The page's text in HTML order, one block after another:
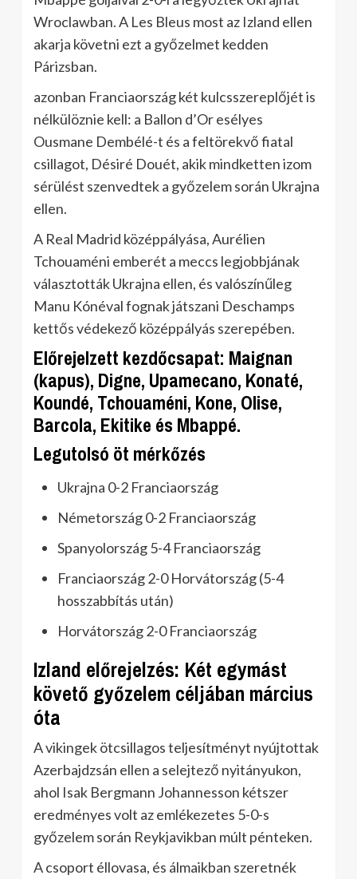
Wroclawban. A Les Bleus most az Izland ellen
akarja követni ezt a győzelmet kedden
Párizsban.
azonban Franciaország két kulcsszereplőjét is
nélkülöznie kell: a Ballon d’Or esélyes
Ousmane Dembélé-t és a feltörekvő fiatal
csillagot, Désiré Douét, akik mindketten izom
sérülést szenvedtek a győzelem során Ukrajna
ellen.
A Real Madrid középpályása, Aurélien
Tchouaméni emberét a meccs legjobbjának
választották Ukrajna ellen, és valószínűleg
Manu Kónéval fognak játszani Deschamps
kettős védekező középpályás szerepében.
Előrejelzett kezdőcsapat: Maignan
(kapus), Digne, Upamecano, Konaté,
Koundé, Tchouaméni, Kone, Olise,
Barcola, Ekitike és Mbappé.
Legutolsó öt mérkőzés
Ukrajna 0-2 Franciaország
Németország 0-2 Franciaország
Spanyolország 5-4 Franciaország
Franciaország 2-0 Horvátország (5-4
hosszabbítás után)
Horvátország 2-0 Franciaország
Izland előrejelzés: Két egymást
követő győzelem céljában március
óta
A vikingek ötcsillagos teljesítményt nyújtottak
Azerbajdzsán ellen a selejtező nyitányukon,
ahol Isak Bergmann Johannesson kétszer
eredményes volt az emlékezetes 5-0-s
győzelem során Reykjavikban múlt pénteken.
A csoport éllovasa, és álmaikban szeretnék